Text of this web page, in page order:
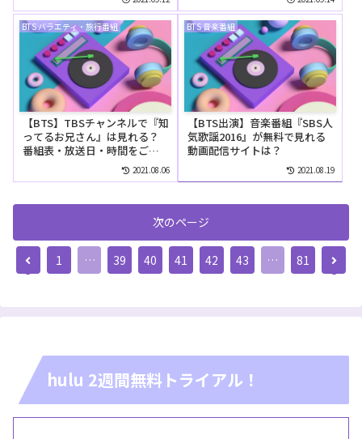
BTS バラエティ・旅行番組
【BTS】TBSチャンネルで『知
ってるお兄さん』は見れる？
番組表・放送日・時間をご紹
2021.08.06
BTS 音楽番組
【BTS出演】音楽番組『SBS人
気歌謡2016』が無料で見れる
動画配信サイトは？
2021.08.19
次のページ
前
1 … 39 40 41 42 43 … 81
次
hulu 2週間無料トライアル！